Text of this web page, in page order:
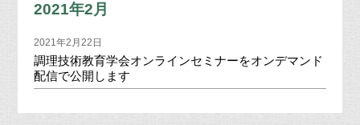
2021年2月
2021年2月22日
調理技術教育学会オンラインセミナーをオンデマンド
配信で公開します